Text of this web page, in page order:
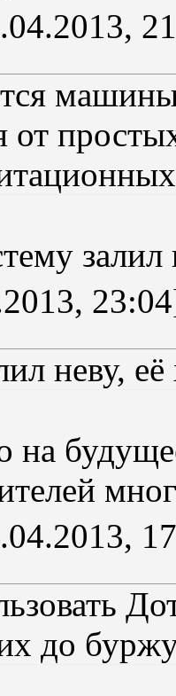
от
неву,
до